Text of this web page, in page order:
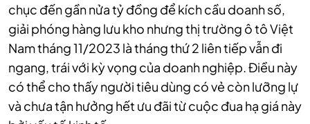
chục đến gần nửa tỷ đồng để kích cầu doanh số,
giải phóng hàng lưu kho nhưng thị trường ô tô Việt
Nam tháng 11/2023 là tháng thứ 2 liên tiếp vẫn đi
ngang, trái với kỳ vọng của doanh nghiệp. Điều này
có thể cho thấy người tiêu dùng có vẻ còn lưỡng lự
và chưa tận hưởng hết ưu đãi từ cuộc đua hạ giá này